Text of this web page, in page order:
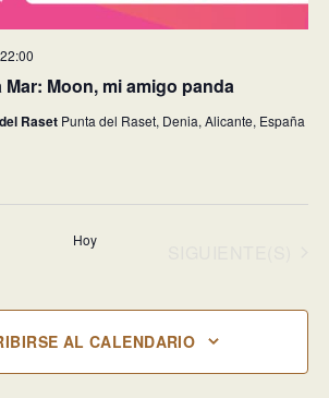
Mar: Moon, mi amigo panda
Raset Punta del Raset, Denia, Alicante, España
Hoy
AL CALENDARIO